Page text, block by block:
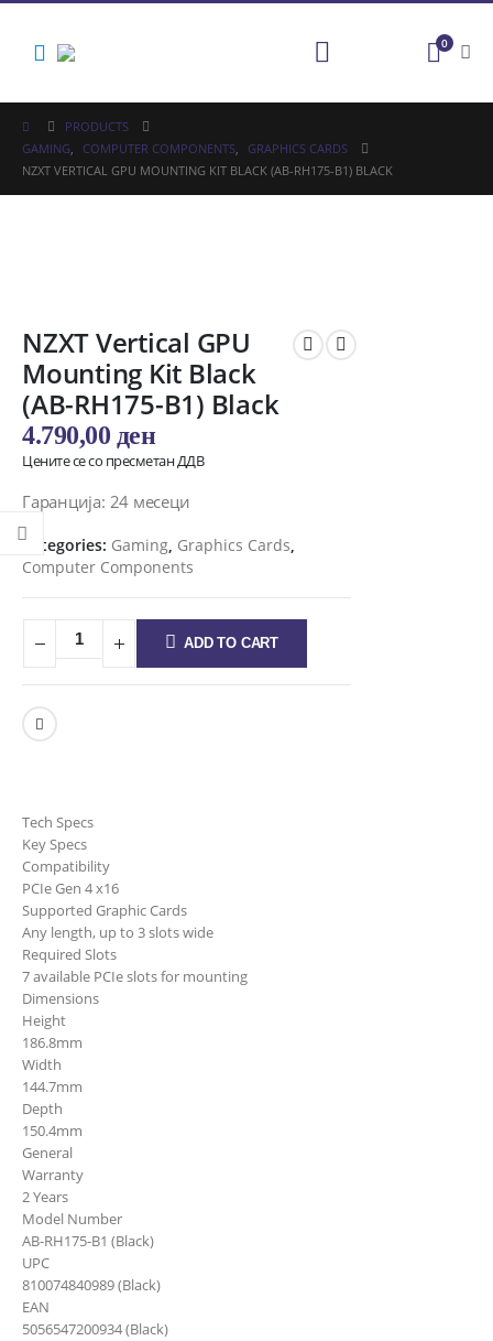
0
PRODUCTS
GAMING, COMPUTER COMPONENTS, GRAPHICS CARDS
NZXT VERTICAL GPU MOUNTING KIT BLACK (AB-RH175-B1) BLACK
NZXT Vertical GPU
Mounting Kit Black
(AB-RH175-B1) Black
4.790,00 ден
Цените се со пресметан ДДВ
Гаранција: 24 месеци
Categories: Gaming, Graphics Cards,
Computer Components
ADD TO CART
Tech Specs
Key Specs
Compatibility
PCIe Gen 4 x16
Supported Graphic Cards
Any length, up to 3 slots wide
Required Slots
7 available PCIe slots for mounting
Dimensions
Height
186.8mm
Width
144.7mm
Depth
150.4mm
General
Warranty
2 Years
Model Number
AB-RH175-B1 (Black)
UPC
810074840989 (Black)
EAN
5056547200934 (Black)